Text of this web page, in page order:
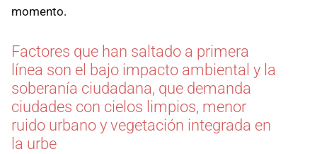
momento.
Factores que han saltado a primera
línea son el bajo impacto ambiental y la
soberanía ciudadana, que demanda
ciudades con cielos limpios, menor
ruido urbano y vegetación integrada en
la urbe